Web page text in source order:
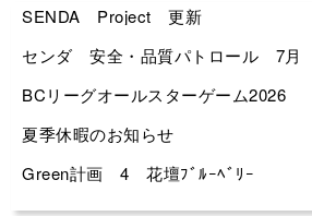
SENDA Project 更新
センダ 安全・品質パトロール 7月
BCリーグオールスターゲーム2026
夏季休暇のお知らせ
Green計画 4 花壇ﾌﾞﾙｰﾍﾞﾘｰ